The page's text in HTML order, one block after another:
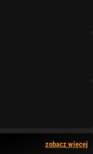
zobacz więcej